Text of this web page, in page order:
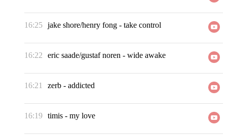
16:25 jake shore/henry fong - take control
16:22 eric saade/gustaf noren - wide awake
16:21 zerb - addicted
16:19 timis - my love